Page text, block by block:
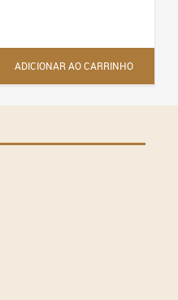
ADICIONAR AO CARRINHO